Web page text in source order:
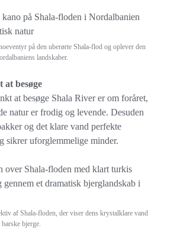
på den uberørte Shala-flod og oplever den
landskaber.
at besøge
at besøge Shala River er om foråret,
natur er frodig og levende. Desuden
og det klare vand perfekte
sikrer uforglemmelige minder.
af Shala-floden, der viser dens krystalklare vand
bjerge.